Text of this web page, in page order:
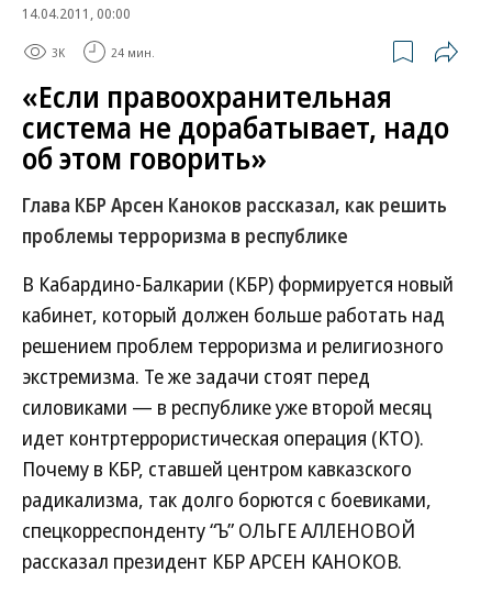
14.04.2011, 00:00
3K 24 мин.
«Если правоохранительная
система не дорабатывает, надо
об этом говорить»
Глава КБР Арсен Каноков рассказал, как решить
проблемы терроризма в республике
В Кабардино-Балкарии (КБР) формируется новый
кабинет, который должен больше работать над
решением проблем терроризма и религиозного
экстремизма. Те же задачи стоят перед
силовиками — в республике уже второй месяц
идет контртеррористическая операция (КТО).
Почему в КБР, ставшей центром кавказского
радикализма, так долго борются с боевиками,
спецкорреспонденту “Ъ” ОЛЬГЕ АЛЛЕНОВОЙ
рассказал президент КБР АРСЕН КАНОКОВ.